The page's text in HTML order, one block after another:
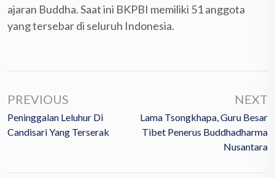
ajaran Buddha. Saat ini BKPBI memiliki 51 anggota
yang tersebar di seluruh Indonesia.
PREVIOUS
Peninggalan Leluhur Di
Candisari Yang Terserak
NEXT
Lama Tsongkhapa, Guru Besar
Tibet Penerus Buddhadharma
Nusantara